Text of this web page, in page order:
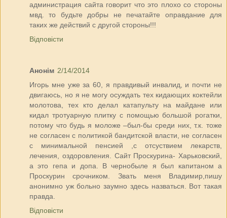
администрация сайта говорит что это плохо со стороны
мвд. то будьте добры не печатайте оправдание для
таких же действий с другой стороны!!!
Відповісти
Анонім 2/14/2014
Игорь мне уже за 60, я правдивый инвалид, и почти не
двигаюсь, но я не могу осуждать тех кидающих коктейли
молотова, тех кто делал катапульту на майдане или
кидал тротуарную плитку с помощью большой рогатки,
потому что будь я моложе –был-бы среди них, т.к. тоже
не согласен с политикой бандитской власти, не согласен
с минимальной пенсией ,с отсуствием лекарств,
лечения, оздоровления. Сайт Проскурина- Харьковский,
а это гепа и допа. В чернобыле я был капитаном а
Проскурин срочником. Звать меня Владимир,пишу
анонимно уж больно заумно здесь назваться. Вот такая
правда.
Відповісти